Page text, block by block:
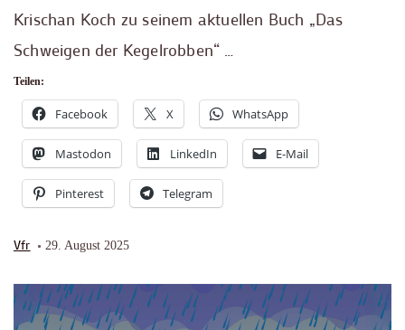
Krischan Koch zu seinem aktuellen Buch „Das
Schweigen der Kegelrobben“ …
Teilen:
Facebook X WhatsApp
Mastodon LinkedIn E-Mail
Pinterest Telegram
Vfr 29. August 2025